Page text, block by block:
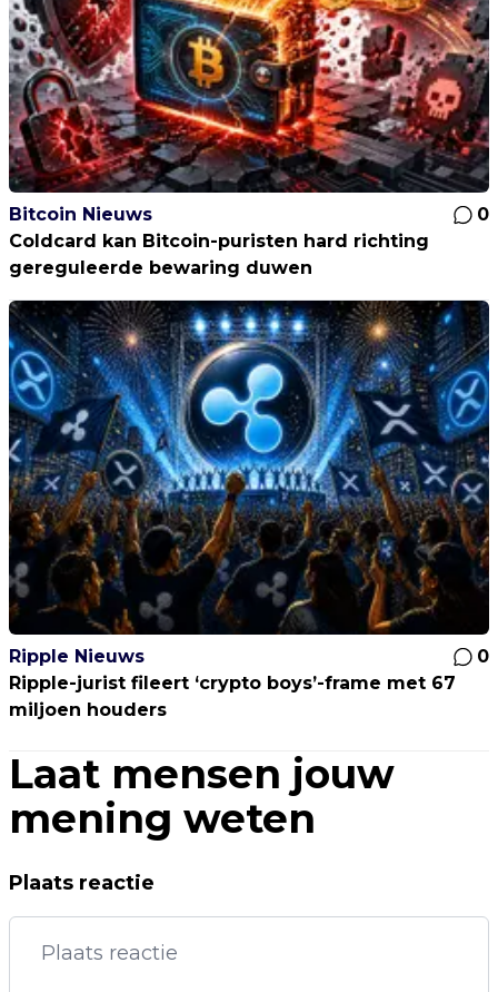
Bitcoin Nieuws
0
Coldcard kan Bitcoin-puristen hard richting
gereguleerde bewaring duwen
Ripple Nieuws
0
Ripple-jurist fileert ‘crypto boys’-frame met 67
miljoen houders
Laat mensen jouw
mening weten
Plaats reactie